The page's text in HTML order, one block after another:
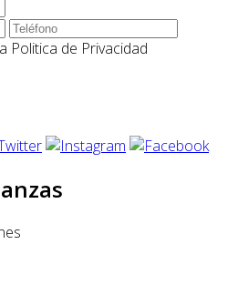
Politica de Privacidad